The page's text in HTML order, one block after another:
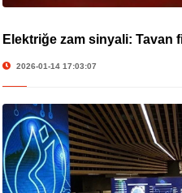
Elektriğe zam sinyali: Tavan
2026-01-14 17:03:07